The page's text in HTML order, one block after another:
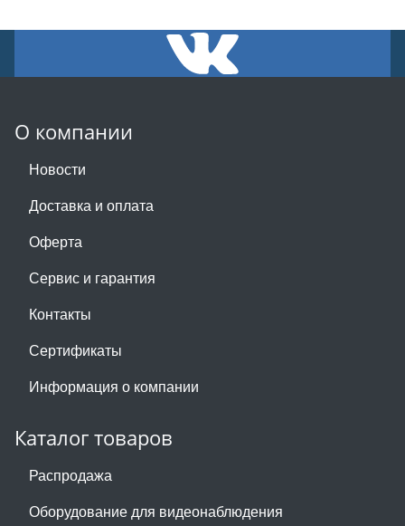
О компании
Новости
Доставка и оплата
Оферта
Сервис и гарантия
Контакты
Сертификаты
Информация о компании
Каталог товаров
Распродажа
Оборудование для видеонаблюдения